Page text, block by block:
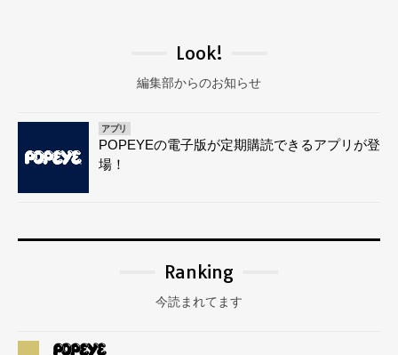
Look!
編集部からのお知らせ
アプリ
POPEYEの電子版が定期購読できるアプリが登
場！
Ranking
今読まれてます